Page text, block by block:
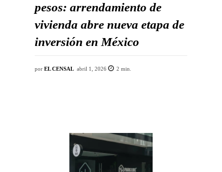
pesos: arrendamiento de
vivienda abre nueva etapa de
inversión en México
por EL CENSAL abril 1, 2026 2 min.